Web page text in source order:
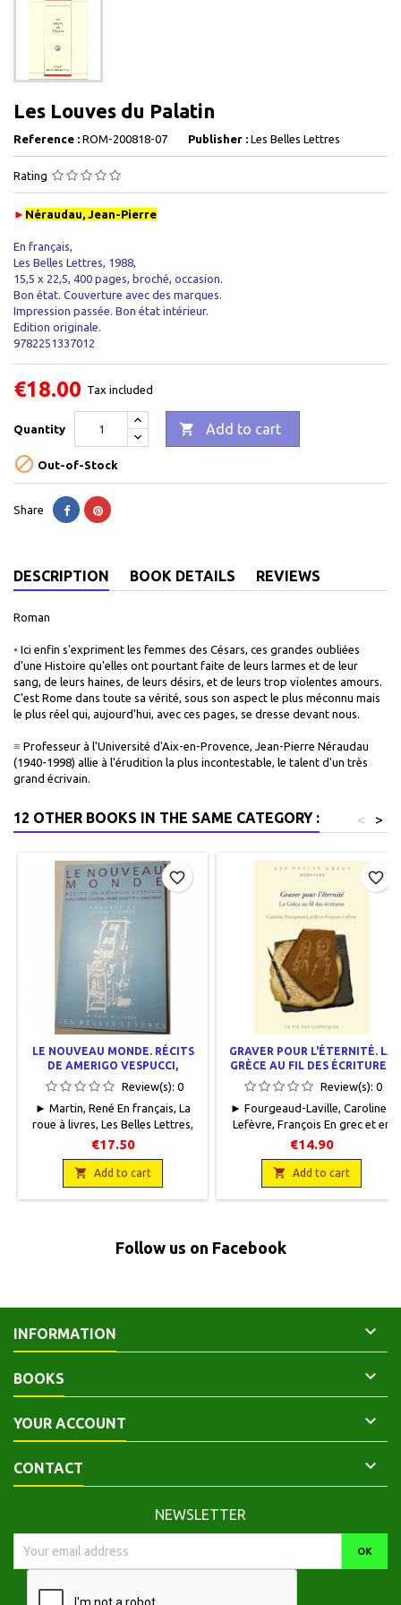
Les Louves du Palatin
Reference : ROM-200818-07 Publisher : Les Belles Lettres
Rating
► Néraudau, Jean-Pierre
En français,
Les Belles Lettres, 1988,
15,5 x 22,5, 400 pages, broché, occasion .
Bon état. Couverture avec des marques.
Impression passée. Bon état intérieur.
Edition originale.
9782251337012
€18.00 Tax included
Quantity  Add to cart
 Out-of-Stock
Share
DESCRIPTION BOOK DETAILS REVIEWS
Roman
• Ici enfin s'expriment les femmes des Césars, ces grandes oubliées
d'une Histoire qu'elles ont pourtant faite de leurs larmes et de leur
sang, de leurs haines, de leurs désirs, et de leurs trop violentes amours.
C'est Rome dans toute sa vérité, sous son aspect le plus méconnu mais
le plus réel qui, aujourd'hui, avec ces pages, se dresse devant nous.
≡ Professeur à l'Université d'Aix-en-Provence, Jean-Pierre Néraudau
(1940-1998) allie à l'érudition la plus incontestable, le talent d'un très
grand écrivain.
12 OTHER BOOKS IN THE SAME CATEGORY : >
<
LE NOUVEAU MONDE. RÉCITS
DE AMERIGO VESPUCCI,
CHRISTOPHE COLOMB, PIERRE
MARTYR D'ANGHIERA
Review(s): 0
► Martin, René En français, La
roue à livres, Les Belles Lettres,
1992, 13,5 x 21, XXXIV + 136
pages, broché, occasion. Bon
état. 9782251339139
€17.50
 Add to cart
favorite_border
GRAVER POUR L'ÉTERNITÉ. LA
GRÈCE AU FIL DES ÉCRITURES
Review(s): 0
► Fourgeaud-Laville, Caroline -
Lefèvre, François En grec et en
français, Les Petits Grecs
débutant, La Vie des Classiques,
2025, 14 x 21, 320 pages dont 12
illustrations N&B. 6 illustrations
couleurs. 3 cartes. Index,
€14.90
 Add to cart
favorite_border
Follow us on Facebook
INFORMATION 
BOOKS 
YOUR ACCOUNT 
CONTACT 
NEWSLETTER